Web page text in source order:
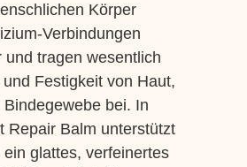
Körper
Verbindungen
und tragen wesentlich
Festigkeit von Haut,
bei. In
Repair Balm unterstützt
ein glattes, verfeinertes